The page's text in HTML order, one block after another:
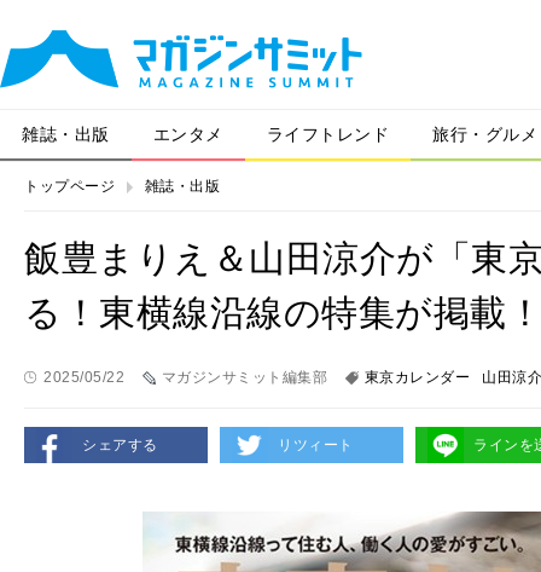
雑誌・出版 エンタメ ライフトレンド 旅行・グルメ
トップページ 雑誌・出版
飯豊まりえ＆山田涼介が「東
る！東横線沿線の特集が掲載
2025/05/22 マガジンサミット編集部 東京カレンダー 山田涼介
シェアする リツィート ラインを